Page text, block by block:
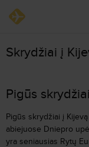
Skrydžiai į
Pigūs
Pigūs skrydžiai į
abiejuose Dniepro
yra seniausias Rytų